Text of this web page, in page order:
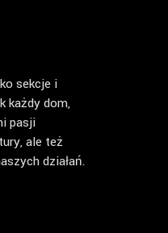
sekcje i
każdy dom,
pasji
ale też
działań.